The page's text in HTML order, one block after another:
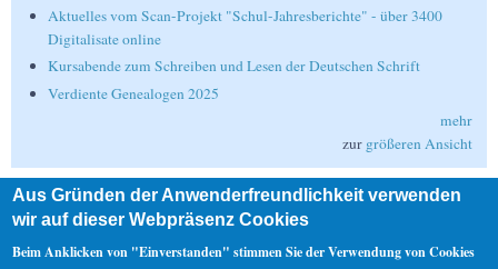
Aktuelles vom Scan-Projekt "Schul-Jahresberichte" - über 3400
Digitalisate online
Kursabende zum Schreiben und Lesen der Deutschen Schrift
Verdiente Genealogen 2025
mehr
zur größeren Ansicht
Suche
Suche
Aus Gründen der Anwenderfreundlichkeit verwenden
wir auf dieser Webpräsenz Cookies
Beim Anklicken von "Einverstanden" stimmen Sie der Verwendung von Cookies